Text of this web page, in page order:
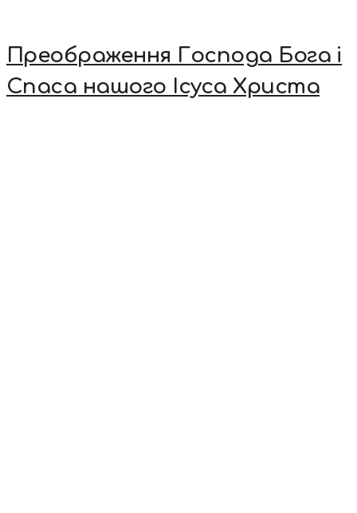
Преображення Господа Бога і
Спаса нашого Ісуса Христа